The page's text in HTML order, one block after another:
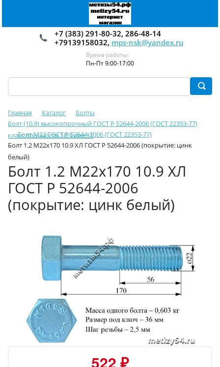
+7 (383) 291-80-32, 286-48-14
+79139158032, mps-nsk@yandex.ru
Время работы:
Пн-Пт 9:00-17:00
Главная Каталог
Болты
Болт (10.9) высокопрочный ГОСТ Р 52644-2006 (ГОСТ 22353-77)
класс прочности 10.9 или 11
Болт М22 ГОСТ Р 52644-2006 (ГОСТ 22353-77)
Болт 1.2 М22х170 10.9 ХЛ ГОСТ Р 52644-2006 (покрытие: цинк
белый)
Болт 1.2 М22х170 10.9 ХЛ
ГОСТ Р 52644-2006
(покрытие: цинк белый)
522 ₽